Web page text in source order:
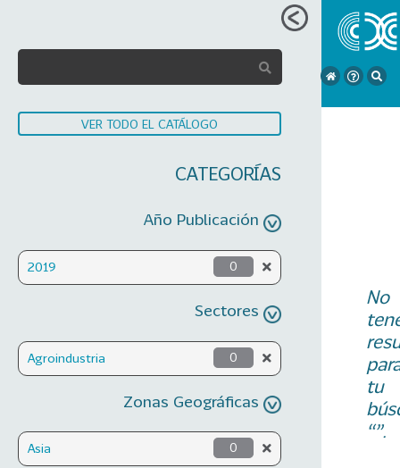
VER TODO EL CATÁLOGO
CATEGORÍAS
Año Publicación
2019 0
Sectores
Agroindustria 0
Zonas Geográficas
Asia 0
No
tu
“”.